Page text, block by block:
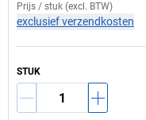
Prijs / stuk (excl. BTW)
exclusief verzendkosten
STUK